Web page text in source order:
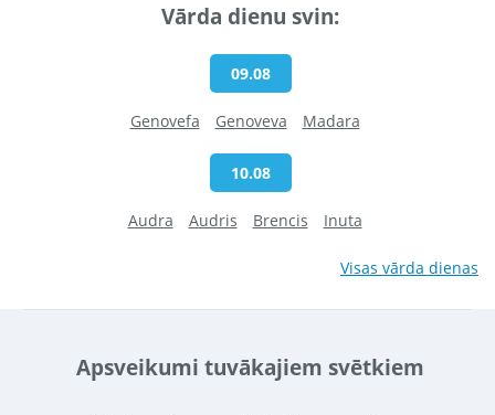
Vārda dienu svin:
09.08
Genovefa Genoveva Madara
10.08
Audra Audris Brencis Inuta
Visas vārda dienas
Apsveikumi tuvākajiem svētkiem